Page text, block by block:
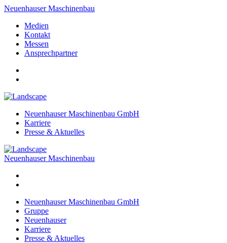
Neuenhauser Maschinenbau
Medien
Kontakt
Messen
Ansprechpartner
Neuenhauser Maschinenbau GmbH
Karriere
Presse & Aktuelles
Neuenhauser Maschinenbau
Neuenhauser Maschinenbau GmbH
Gruppe
Neuenhauser
Karriere
Presse & Aktuelles